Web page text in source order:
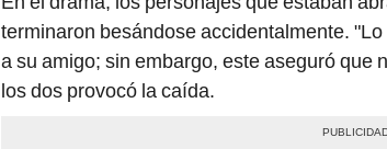
terminaron besándose accidentalmente.
a su amigo; sin embargo, este aseguró que
los dos provocó la caída.